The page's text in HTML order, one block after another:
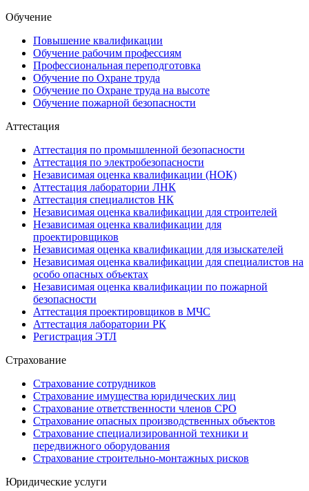
Обучение
Повышение квалификации
Обучение рабочим профессиям
Профессиональная переподготовка
Обучение по Охране труда
Обучение по Охране труда на высоте
Обучение пожарной безопасности
Аттестация
Аттестация по промышленной безопасности
Аттестация по электробезопасности
Независимая оценка квалификации (НОК)
Аттестация лаборатории ЛНК
Аттестация специалистов НК
Независимая оценка квалификации для строителей
Независимая оценка квалификации для
проектировщиков
Независимая оценка квалификации для изыскателей
Независимая оценка квалификации для специалистов на
особо опасных объектах
Независимая оценка квалификации по пожарной
безопасности
Аттестация проектировщиков в МЧС
Аттестация лаборатории РК
Регистрация ЭТЛ
Страхование
Страхование сотрудников
Страхование имущества юридических лиц
Страхование ответственности членов СРО
Страхование опасных производственных объектов
Страхование специализированной техники и
передвижного оборудования
Страхование строительно-монтажных рисков
Юридические услуги